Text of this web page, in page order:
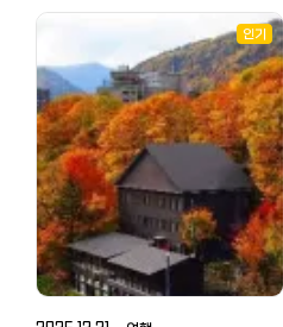
고 있습니다. 【주의사항】 본 쿠폰은,
세금 불포함 10,000엔 이상 면세로
구매 시 1회에 한해 유효합니다. 또
한, 이하의 상품은 할인 대상에서 제
외되며, 할인 조건에는 포함되지 않
으므로, 미리 양해 부탁드립니다.
【할인 대상 외 상품】 술, 담배,
POSA 카드, 단품 100,000엔(세금
불포함) 이상의 상품 및 가격 제한이
있는 상품 등 쿠폰은 반드시 결제 시
제시해 주시길 바랍니다. 결제 후, 쿠
폰을 제시하는 경우에는 사용이 불
가하오니 양해 부탁드립니다. 캡쳐
(스크린샷) 이미지는 사용할 수 없습
니다. 다른 할인이나 서비스, majica
카드와 함께 사용할 수 없습니다. 2.
요. 동물 좋아하는 분들이라면 눈을
뗄 수 없는 시간이 될 거예요! 1. 눈망
울이 예쁜 '다마사슴(Fallow Deer)'
파라다이스 밸리에 들어서면 가장
먼저 우리를 반겨주는 친구들입니
다! 사진 속 아이들 좀 보세요. 점박
이 무늬가 매력적인 이 사슴들은 정
말 순하고 호기심이 많답니다. 홍길
동 투어 포인트: 저희 투어와 함께하
시면 현장에서 직접 먹이 주기 체험
을 하실 수 있어요. 손바닥에 먹이를
놓으면 사슴들이 조심스럽게 다가와
먹는 그 느낌! 아이들은 물론 어른들
도 금방 사슴의 매력에 푹 빠지게 된
답니다. 2. 뉴질랜드에서 만나는 '밀
림의 왕' 사자 뉴질랜드의 청정 자연
속에서 사자를 본다는 것, 상상해 보
인기